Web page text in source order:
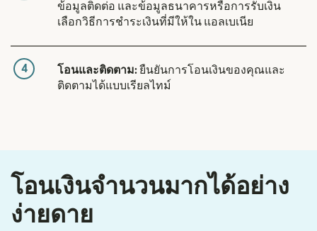
ข้อมูลติดต่อ และข้อมูลธนาคารหรือการรับเงิน
เลือกวิธีการชำระเงินที่มีให้ใน แอลเบเนีย
4 โอนและติดตาม:ยืนยันการโอนเงินของคุณและ
ติดตามได้แบบเรียลไทม์
โอนเงินจำนวนมากได้อย่าง
ง่ายดาย